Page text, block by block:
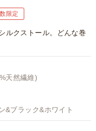
限定
ルクストール。どんな巻
天然繊維)
&ブラック&ホワイト